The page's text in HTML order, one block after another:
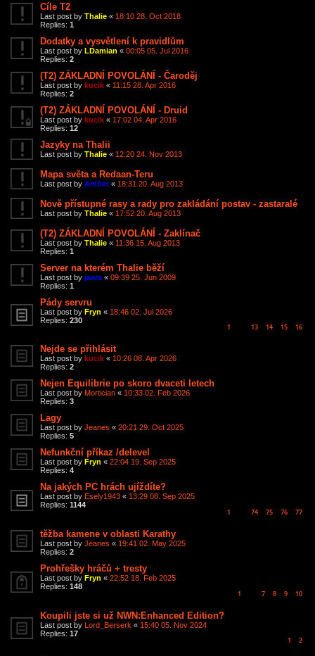
Cíle T2
Last post by Thalie « 18:10 28. Oct 2018
Replies: 1
Dodatky a vysvětlení k pravidlům
Last post by LDamian « 00:05 05. Jul 2016
Replies: 2
(T2) ZÁKLADNÍ POVOLÁNÍ - Čaroděj
Last post by kucik « 11:15 28. Apr 2016
Replies: 2
(T2) ZÁKLADNÍ POVOLÁNÍ - Druid
Last post by kucik « 17:02 04. Apr 2016
Replies: 12
Jazyky na Thalii
Last post by Thalie « 12:20 24. Nov 2013
Mapa světa a Redaan-Teru
Last post by Amber« 18:31 20. Aug 2013
Nově přístupné rasy a rady pro zakládání postav - zastaralé
Last post by Thalie « 17:52 20. Aug 2013
(T2) ZÁKLADNÍ POVOLÁNÍ - Zaklínač
Last post by Thalie « 11:36 15. Aug 2013
Replies: 1
Server na kterém Thalie běží
Last post by jaara « 09:39 25. Jun 2009
Replies: 1
Pády servru
Last post by Fryn « 18:46 02. Jul 2026
Replies: 230
1 13 14 15 16
Nejde se přihlásit
Last post by kucik « 10:26 08. Apr 2026
Replies: 2
Nejen Equilibrie po skoro dvaceti letech
Last post by Mortician « 10:33 02. Feb 2026
Replies: 3
Lagy
Last post by Jeanes « 20:21 29. Oct 2025
Replies: 5
Nefunkční příkaz /delevel
Last post by Fryn « 22:04 19. Sep 2025
Replies: 4
Na jakých PC hrách ujíždíte?
Last post by Esely1943 « 13:29 08. Sep 2025
Replies: 1144
1 74 75 76 77
těžba kamene v oblasti Karathy
Last post by Jeanes « 19:41 02. May 2025
Replies: 2
Prohřešky hráčů + tresty
Last post by Fryn « 22:52 18. Feb 2025
Replies: 148
1 7 8 9 10
Koupili jste si už NWN:Enhanced Edition?
Last post by Lord_Berserk « 15:40 05. Nov 2024
Replies: 17
1 2